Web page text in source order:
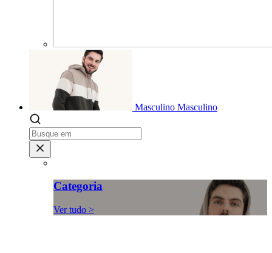
Masculino Masculino
Categoria
Ver tudo >